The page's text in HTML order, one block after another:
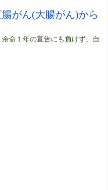
がん(大腸がん)から
命１年の宣告にも負けず、自